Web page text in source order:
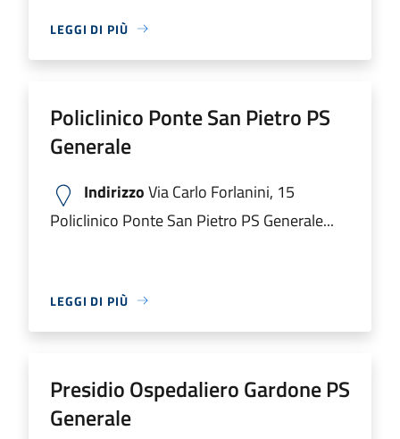
LEGGI DI PIÙ
Policlinico Ponte San Pietro PS
Generale
IndirizzoVia Carlo Forlanini, 15
Policlinico Ponte San Pietro PS Generale...
LEGGI DI PIÙ
Presidio Ospedaliero Gardone PS
Generale